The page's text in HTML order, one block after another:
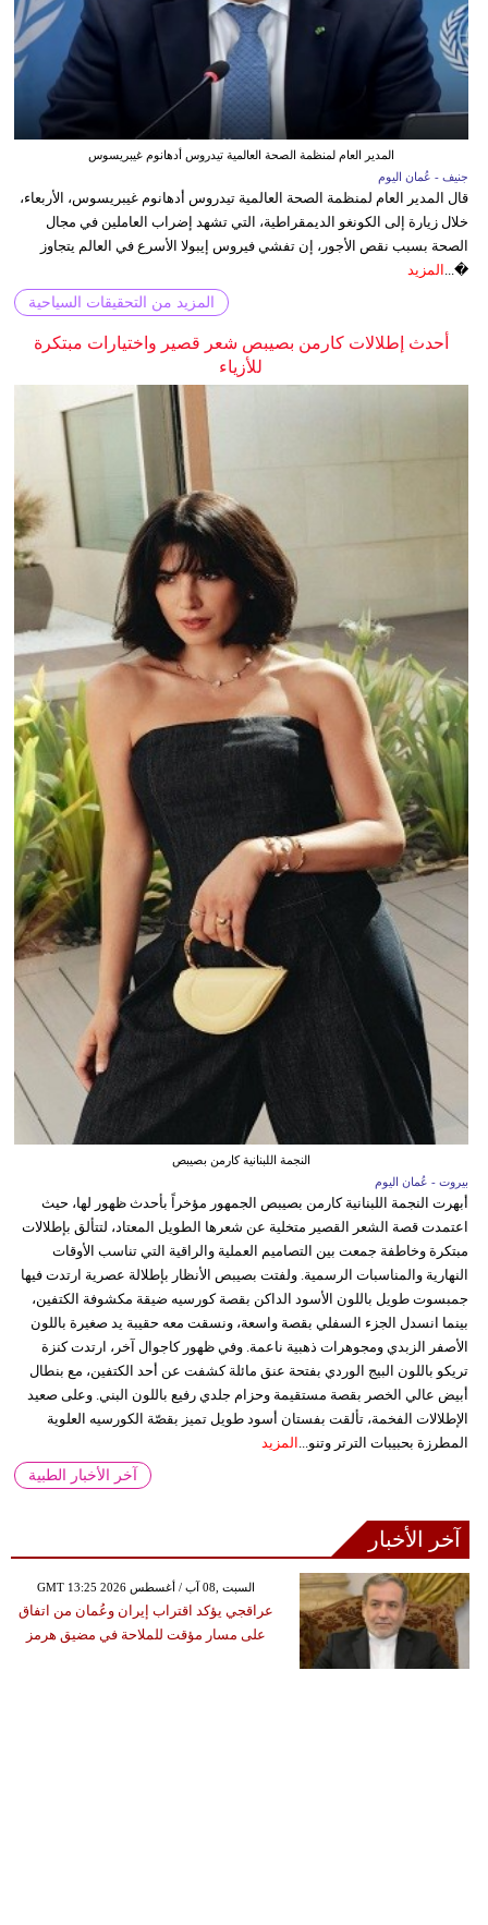
المدير العام لمنظمة الصحة العالمية تيدروس أدهانوم غيبريسوس
جنيف - عُمان اليوم
قال المدير العام لمنظمة الصحة العالمية تيدروس أدهانوم غيبريسوس، الأربعاء،
خلال زيارة إلى الكونغو الديمقراطية، التي تشهد إضراب العاملين في مجال
الصحة بسبب نقص الأجور، إن تفشي فيروس إيبولا الأسرع في العالم يتجاوز
�... المزيد
المزيد من التحقيقات السياحية
أحدث إطلالات كارمن بصيبص شعر قصير واختيارات مبتكرة
للأزياء
النجمة اللبنانية كارمن بصيبص
بيروت - عُمان اليوم
أبهرت النجمة اللبنانية كارمن بصيبص الجمهور مؤخراً بأحدث ظهور لها، حيث
اعتمدت قصة الشعر القصير متخلية عن شعرها الطويل المعتاد، لتتألق بإطلالات
مبتكرة وخاطفة جمعت بين التصاميم العملية والراقية التي تناسب الأوقات
النهارية والمناسبات الرسمية. ولفتت بصيبص الأنظار بإطلالة عصرية ارتدت فيها
جمبسوت طويل باللون الأسود الداكن بقصة كورسيه ضيقة مكشوفة الكتفين،
بينما انسدل الجزء السفلي بقصة واسعة، ونسقت معه حقيبة يد صغيرة باللون
الأصفر الزبدي ومجوهرات ذهبية ناعمة. وفي ظهور كاجوال آخر، ارتدت كنزة
تريكو باللون البيج الوردي بفتحة عنق مائلة كشفت عن أحد الكتفين، مع بنطال
أبيض عالي الخصر بقصة مستقيمة وحزام جلدي رفيع باللون البني. وعلى صعيد
الإطلالات الفخمة، تألقت بفستان أسود طويل تميز بقصّة الكورسيه العلوية
المطرزة بحبيبات الترتر وتنو... المزيد
آخر الأخبار الطبية
آخر الأخبار
GMT 13:25 2026 السبت ,08 آب / أغسطس
عراقجي يؤكد اقتراب إيران وعُمان من اتفاق
على مسار مؤقت للملاحة في مضيق هرمز